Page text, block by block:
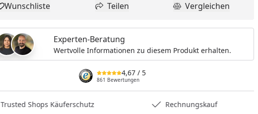
Produkt zur Wunschliste hinzufügen
Wunschliste Teilen
Teilen Produkt
Vergleichen
Experten-Beratung
Wertvolle Informationen zu diesem Produkt erhalten.
4,67 / 5
861 Bewertungen
Trusted Shops Käuferschutz Rechnungskauf